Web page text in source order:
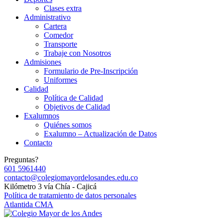
Clases extra
Administrativo
Cartera
Comedor
Transporte
Trabaje con Nosotros
Admisiones
Formulario de Pre-Inscripción
Uniformes
Calidad
Política de Calidad
Objetivos de Calidad
Exalumnos
Quiénes somos
Exalumno – Actualización de Datos
Contacto
Preguntas?
601 5961440
contacto@colegiomayordelosandes.edu.co
Kilómetro 3 vía Chía - Cajicá
Política de tratamiento de datos personales
Atlantida CMA